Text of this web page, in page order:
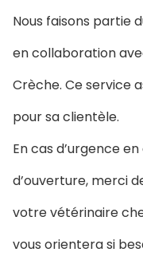
Nous faisons partie
en collaboration
Crèche. Ce service
pour sa clientèle.
En cas d’urgence
d’ouverture, merci
votre vétérinaire
vous orientera si